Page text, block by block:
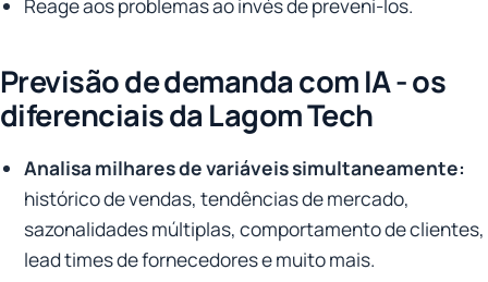
Reage aos problemas ao invés de preveni-los.
Previsão de demanda com IA - os
diferenciais da Lagom Tech
Analisa milhares de variáveis simultaneamente:
histórico de vendas, tendências de mercado,
sazonalidades múltiplas, comportamento de clientes,
lead times de fornecedores e muito mais.